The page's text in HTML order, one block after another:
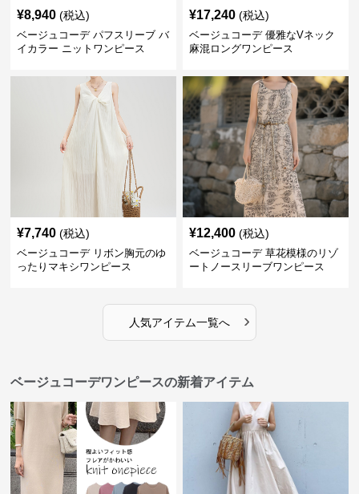
¥8,940 (税込)
ベージュコーデ パフスリーブ バ
イカラー ニットワンピース
¥17,240 (税込)
ベージュコーデ 優雅なVネック
麻混ロングワンピース
¥7,740 (税込)
ベージュコーデ リボン胸元のゆ
ったりマキシワンピース
¥12,400 (税込)
ベージュコーデ 草花模様のリゾ
ートノースリーブワンピース
人気アイテム一覧へ ›
ベージュコーデワンピースの新着アイテム